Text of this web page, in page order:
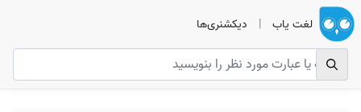
لغت یاب | دیکشنری‌ها